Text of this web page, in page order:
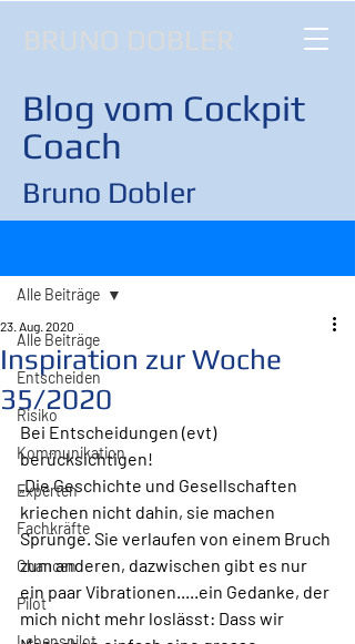
BRUNO DOBLER
Blog vom Cockpit
Coach
Bruno Dobler
Alle Beiträge
Entscheiden
Risiko
Kommunikation
Experten
Fachkräfte
Chancen
Pilot
Alle Beiträge
Inspiration zur Woche
35/2020
23. Aug. 2020
Bei Entscheidungen (evt)
berücksichtigen!
„Die Geschichte und Gesellschaften
kriechen nicht dahin, sie machen
Sprünge. Sie verlaufen von einem Bruch
zum anderen, dazwischen gibt es nur
ein paar Vibrationen.....ein Gedanke, der
mich nicht mehr loslässt: Dass wir